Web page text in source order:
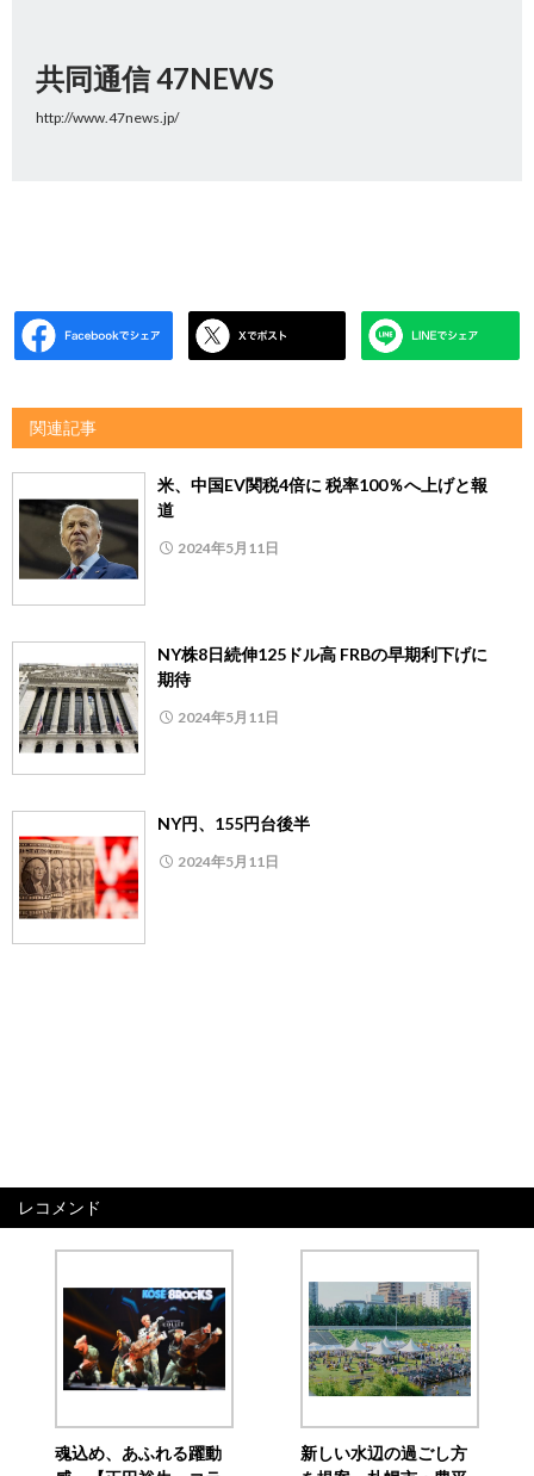
共同通信 47NEWS
http://www.47news.jp/
関連記事
米、中国EV関税4倍に 税率100％へ上げと報
道
2024年5月11日
NY株8日続伸125ドル高 FRBの早期利下げに
期待
2024年5月11日
NY円、155円台後半
2024年5月11日
レコメンド
魂込め、あふれる躍動
新しい水辺の過ごし方